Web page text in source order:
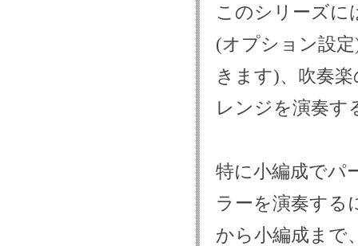
このシリーズに
(オプション設
きます)、吹奏
レンジを演奏す
特に小編成でパ
ラーを演奏する
から小編成まで